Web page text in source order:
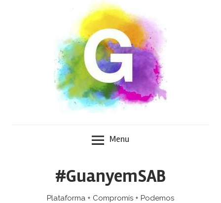
Menu
#GuanyemSAB
Plataforma + Compromís + Podemos